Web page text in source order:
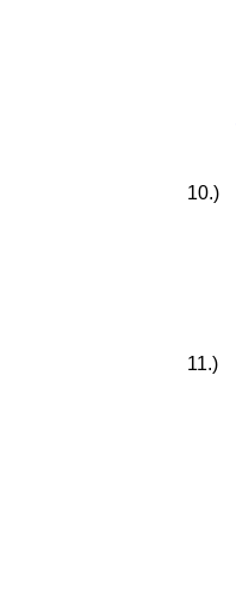
10.)
11.)